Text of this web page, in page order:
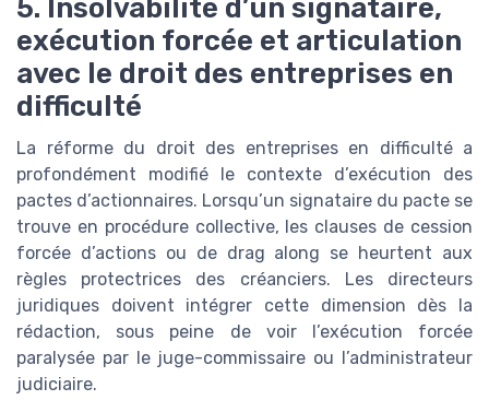
5. Insolvabilité d’un signataire,
exécution forcée et articulation
avec le droit des entreprises en
difficulté
La réforme du droit des entreprises en difficulté a
profondément modifié le contexte d’exécution des
pactes d’actionnaires. Lorsqu’un signataire du pacte se
trouve en procédure collective, les clauses de cession
forcée d’actions ou de drag along se heurtent aux
règles protectrices des créanciers. Les directeurs
juridiques doivent intégrer cette dimension dès la
rédaction, sous peine de voir l’exécution forcée
paralysée par le juge-commissaire ou l’administrateur
judiciaire.